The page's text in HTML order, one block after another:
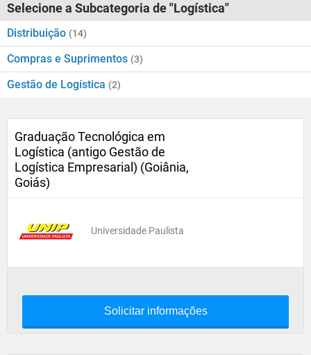
Selecione a Subcategoria de "Logística"
Distribuição (14)
Compras e Suprimentos (3)
Gestão de Logística (2)
Graduação Tecnológica em
Logística (antigo Gestão de
Logística Empresarial) (Goiânia,
Goiás)
Universidade Paulista
Solicitar informações